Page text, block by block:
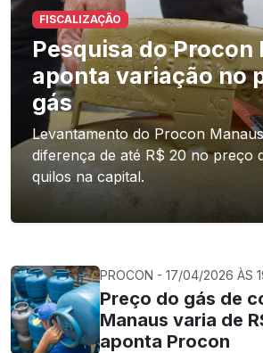
FISCALIZAÇÃO
Pesquisa do Procon
aponta variação no
gás
Levantamento do Procon
diferença de até R$ 20 no preço
quilos na capital.
PROCON - 17/04/2026 ÀS
Preço do gás de
Manaus varia de
aponta Procon